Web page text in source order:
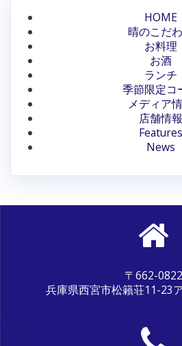
ビ
ゲ
ー
シ
ョ
ン
HOME
晴のこだ
お料理
お酒
ランチ
季節限定コ
メディア
店舗情報
Features
News
〒662-0822
兵庫県西宮市松籟荘11-23